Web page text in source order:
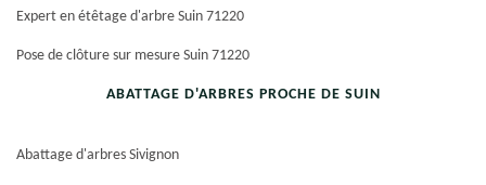
Expert en étêtage d'arbre Suin 71220
Pose de clôture sur mesure Suin 71220
ABATTAGE D'ARBRES PROCHE DE SUIN
Abattage d'arbres Sivignon